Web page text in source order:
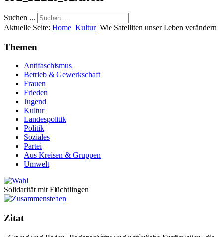
Suchen ...
Aktuelle Seite: Home Kultur Wie Satelliten unser Leben verändern
Themen
Antifaschismus
Betrieb & Gewerkschaft
Frauen
Frieden
Jugend
Kultur
Landespolitik
Politik
Soziales
Partei
Aus Kreisen & Gruppen
Umwelt
Solidarität mit Flüchtlingen
Zitat